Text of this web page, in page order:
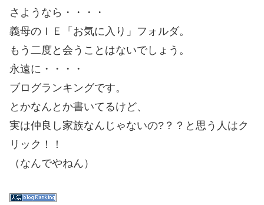
さようなら・・・・
義母のＩＥ「お気に入り」フォルダ。
もう二度と会うことはないでしょう。
永遠に・・・・
ブログランキングです。
とかなんとか書いてるけど、
実は仲良し家族なんじゃないの?？？と思う人はク
リック！！
（なんでやねん）